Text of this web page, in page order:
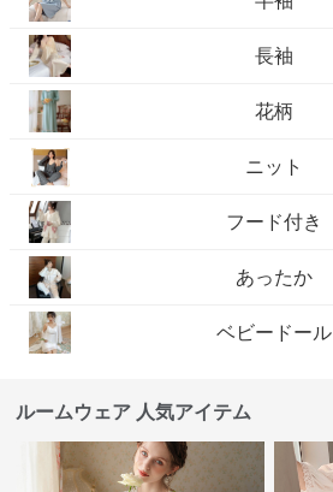
長袖
花柄
ニット
フード付き
あったか
ベビードール
ルームウェア 人気アイテム